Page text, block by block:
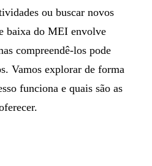
ou buscar novos
baixa do MEI envolve
compreendê-los pode
Vamos explorar de forma
funciona e quais são as